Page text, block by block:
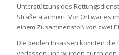
Unterstützung des
Straße alarmiert. Vor Ort war es
einem Zusammenstoß von zwei
Die beiden Insassen konnten die
verlassen und wurden durch den